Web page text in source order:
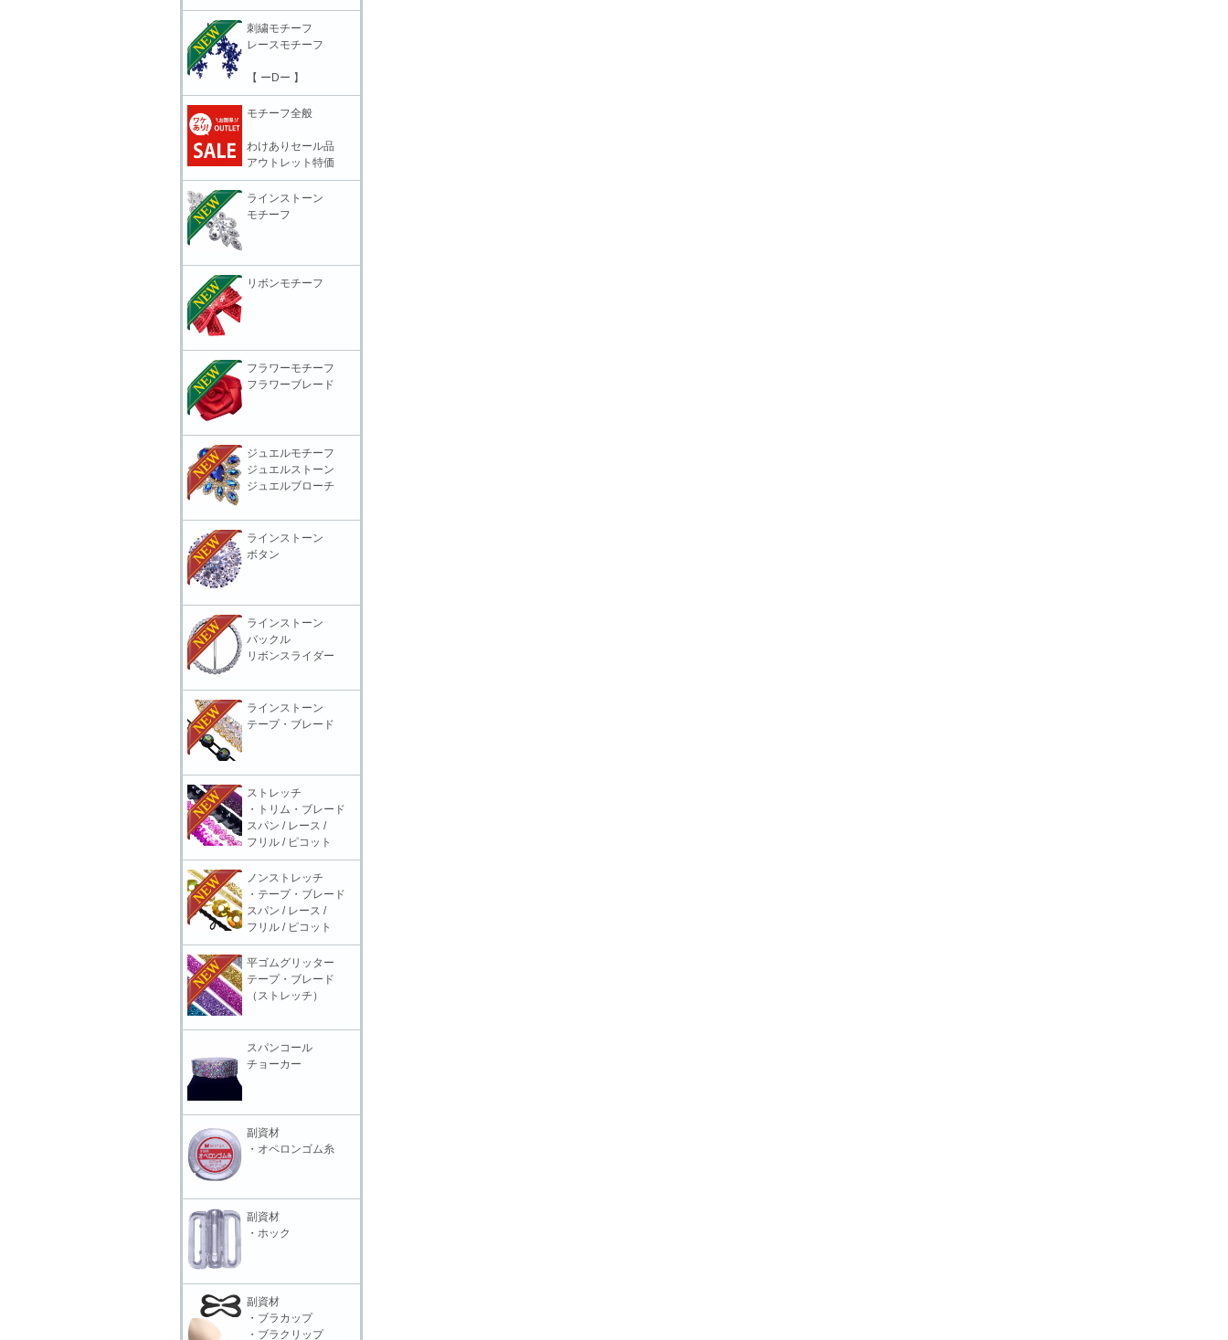
刺繍モチーフ
レースモチーフ
【 ーDー 】
モチーフ全般
わけありセール品
アウトレット特価
ラインストーン
モチーフ
リボンモチーフ
フラワーモチーフ
フラワーブレード
ジュエルモチーフ
ジュエルストーン
ジュエルブローチ
ラインストーン
ボタン
ラインストーン
バックル
リボンスライダー
ラインストーン
テープ・ブレード
ストレッチ
・トリム・ブレード
スパン / レース /
フリル / ピコット
ノンストレッチ
・テープ・ブレード
スパン / レース /
フリル / ピコット
平ゴムグリッター
テープ・ブレード
（ストレッチ）
スパンコール
チョーカー
副資材
・オペロンゴム糸
副資材
・ホック
副資材
・ブラカップ
・ブラクリップ